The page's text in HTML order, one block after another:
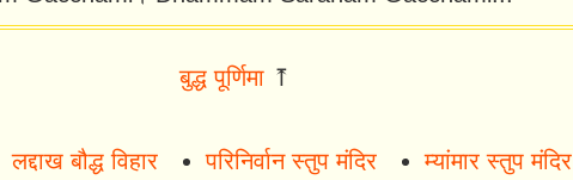
बुद्ध पूर्णिमा⤒
लद्दाख बौद्ध विहार परिनिर्वान स्तुप मंदिर
म्यांमार स्तुप मंदिर